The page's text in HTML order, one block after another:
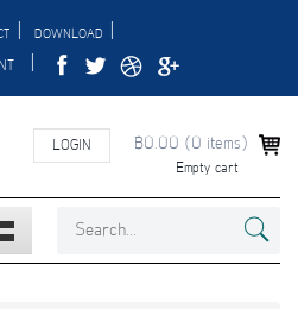
DOWNLOAD
LOGIN ฿0.00 ( 0 items)
Empty cart